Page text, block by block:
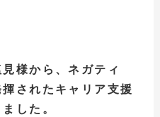
様から、ネガティ
されたキャリア支援
した。